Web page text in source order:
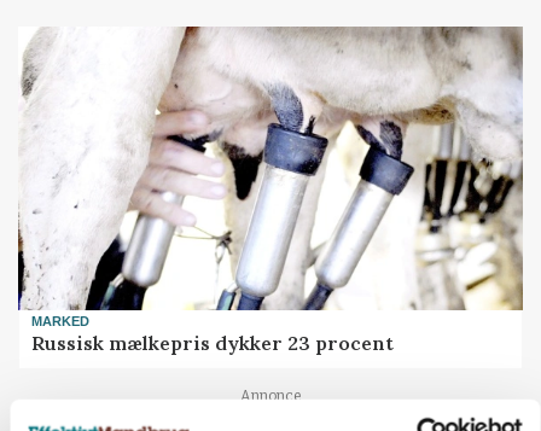
MARKED
Russisk mælkepris dykker 23 procent
Annonce